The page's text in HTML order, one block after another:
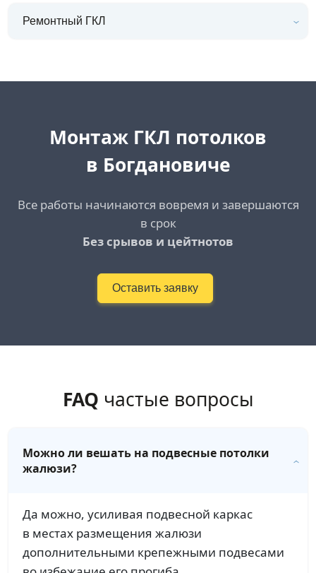
Ремонтный ГКЛ
Монтаж ГКЛ потолков
в Богдановиче
Все работы начинаются вовремя и завершаются
в срок
Без срывов и цейтнотов
Оставить заявку
FAQ частые вопросы
Можно ли вешать на подвесные потолки
жалюзи?
Да можно, усиливая подвесной каркас
в местах размещения жалюзи
дополнительными крепежными подвесами